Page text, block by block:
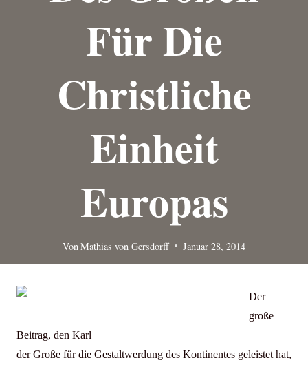
Für Die
Christliche
Einheit
Europas
Von Mathias von Gersdorff Januar 28, 2014
Der
große
Beitrag, den Karl
der Große für die Gestaltwerdung des Kontinentes geleistet hat,